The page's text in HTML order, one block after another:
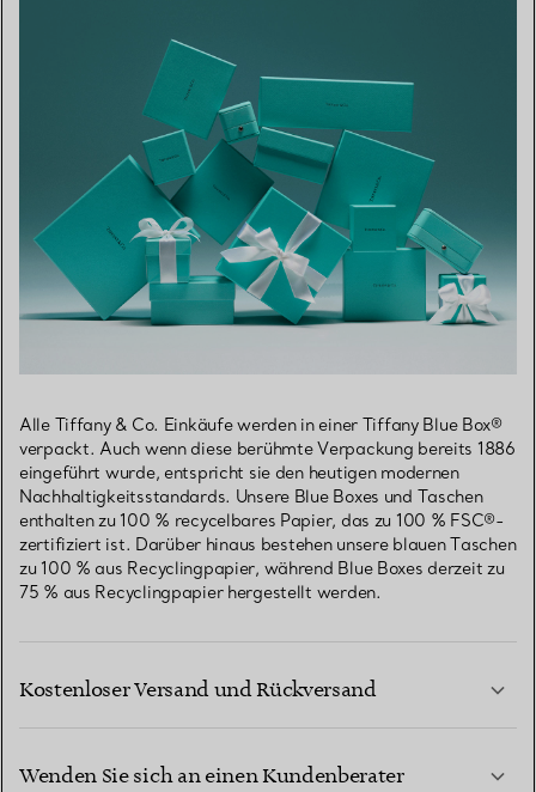
Alle Tiffany & Co. Einkäufe werden in einer Tiffany Blue Box®
verpackt. Auch wenn diese berühmte Verpackung bereits 1886
eingeführt wurde, entspricht sie den heutigen modernen
Nachhaltigkeitsstandards. Unsere Blue Boxes und Taschen
enthalten zu 100 % recycelbares Papier, das zu 100 % FSC®-
zertifiziert ist. Darüber hinaus bestehen unsere blauen Taschen
zu 100 % aus Recyclingpapier, während Blue Boxes derzeit zu
75 % aus Recyclingpapier hergestellt werden.
Kostenloser Versand und Rückversand
Wenden Sie sich an einen Kundenberater